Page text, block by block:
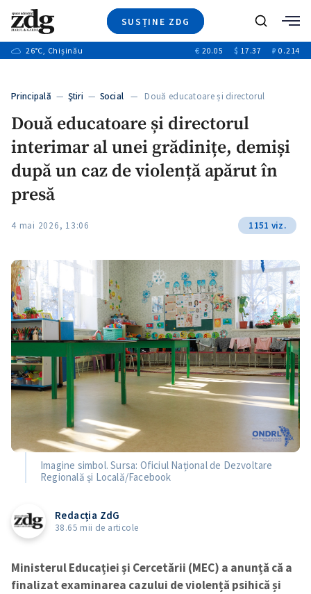
SUSȚINE ZDG
Ştiri
+7
Special
+1
Blog
+2
ZdGust
Caută
26°C, Chișinău € 20.05 $ 17.37 ₽ 0.214
Principală — Ştiri — Social — Două educatoare și directorul
Două educatoare și directorul
interimar al unei grădinițe, demiși
după un caz de violență apărut în
presă
4 mai 2026, 13:06 1151 viz.
Imagine simbol. Sursa: Oficiul Național de Dezvoltare
Regională și Locală/Facebook
Redacția ZdG
38.65 mii de articole
Ministerul Educației și Cercetării (MEC) a anunță că a
finalizat examinarea cazului de violență psihică și